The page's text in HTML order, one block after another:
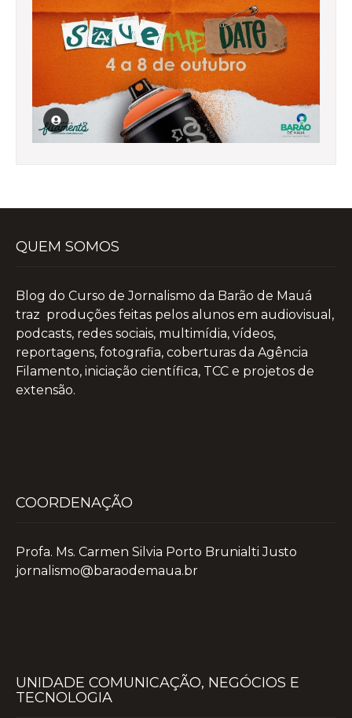
QUEM SOMOS
Blog do Curso de Jornalismo da Barão de Mauá
traz produções feitas pelos alunos em audiovisual,
podcasts, redes sociais, multimídia, vídeos,
reportagens, fotografia, coberturas da Agência
Filamento, iniciação científica, TCC e projetos de
extensão.
COORDENAÇÃO
Profa. Ms. Carmen Silvia Porto Brunialti Justo
jornalismo@baraodemaua.br
UNIDADE COMUNICAÇÃO, NEGÓCIOS E
TECNOLOGIA